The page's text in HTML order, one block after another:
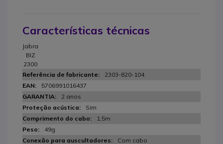
Características técnicas
Jabra
BIZ
2300
2303-820-104
5706991016437
2 anos
Sim
1,5m
49g
Com cabo